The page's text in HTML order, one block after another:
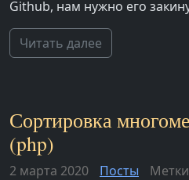
Github, нам нужно его
Читать далее
Сортировка
(php)
2 марта 2020 Посты